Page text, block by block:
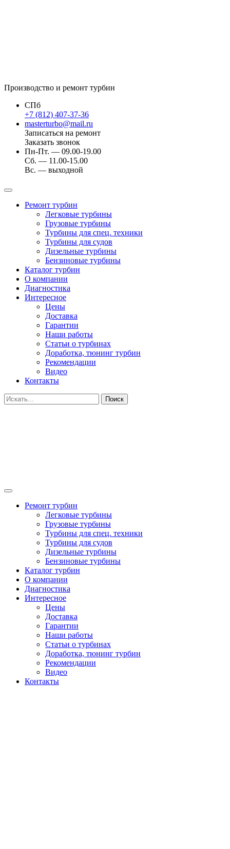
Производство и ремонт турбин
СПб
+7 (812) 407-37-36
masterturbo@mail.ru
Записаться на ремонт
Заказать звонок
Пн-Пт. — 09.00-19.00
Сб. — 11.00-15.00
Вс. — выходной
Ремонт турбин
Легковые турбины
Грузовые турбины
Турбины для спец. техники
Турбины для судов
Дизельные турбины
Бензиновые турбины
Каталог турбин
О компании
Диагностика
Интересное
Цены
Доставка
Гарантии
Наши работы
Статьи о турбинах
Доработка, тюнинг турбин
Рекомендации
Видео
Контакты
Поиск
Ремонт турбин
Легковые турбины
Грузовые турбины
Турбины для спец. техники
Турбины для судов
Дизельные турбины
Бензиновые турбины
Каталог турбин
О компании
Диагностика
Интересное
Цены
Доставка
Гарантии
Наши работы
Статьи о турбинах
Доработка, тюнинг турбин
Рекомендации
Видео
Контакты